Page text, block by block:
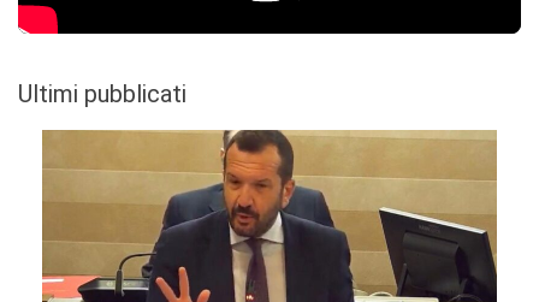
Ultimi pubblicati